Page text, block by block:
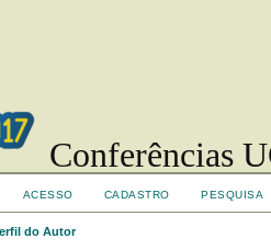
Conferências
ACESSO CADASTRO PESQUISA
do Autor